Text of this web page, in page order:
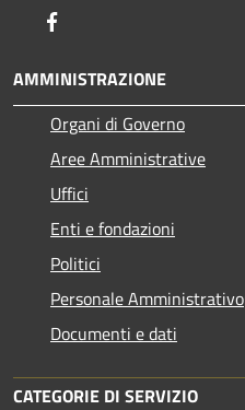
AMMINISTRAZIONE
Organi di Governo
Aree Amministrative
Uffici
Enti e fondazioni
Politici
Personale Amministrativo
Documenti e dati
CATEGORIE DI SERVIZIO